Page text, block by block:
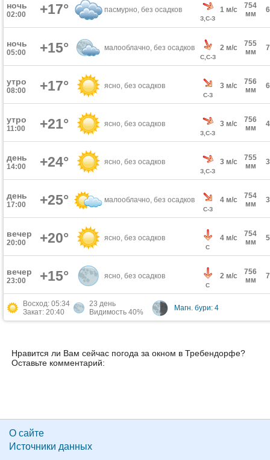
ночь
02:00 +17° пасмурно, без осадков
З,С-З
1 м/с
754
мм
ночь
05:00 +15° малооблачно, без осадков
С,С-З
2 м/с
755
мм
утро
08:00 +17° ясно, без осадков
С-З
3 м/с
756
мм
утро
11:00 +21° ясно, без осадков
З,С-З
3 м/с
756
мм
день
14:00 +24° ясно, без осадков
З,С-З
3 м/с
755
мм
день
17:00 +25° малооблачно, без осадков
С-З
4 м/с
754
мм
вечер
20:00 +20° ясно, без осадков
С
4 м/с
754
мм
вечер
23:00 +15° ясно, без осадков
С
2 м/с
756
мм
Восход: 05:34
Закат: 20:40
23 день
Видимость 40%
Магн. бури: 4
Нравится ли Вам сейчас погода за окном в Требендорфе?
Оставьте комментарий:
О сайте
Источники данных